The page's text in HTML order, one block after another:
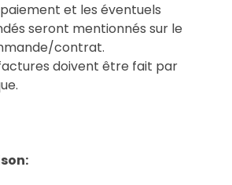
et les éventuels
seront mentionnés sur le
contrat.
doivent être fait par